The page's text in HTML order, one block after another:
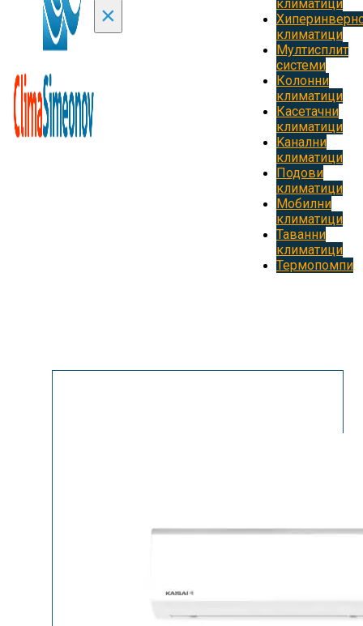
×
климатици
климатици
Мултисплит
системи
Колонни
климатици
Касетачни
климатици
Kанални
климатици
Подови
климатици
Мобилни
климатици
Таванни
климатици
Термопомпи